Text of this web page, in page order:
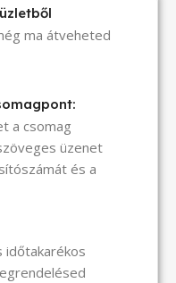
ma átveheted
a csomag
üzenet
és a
időtakarékos